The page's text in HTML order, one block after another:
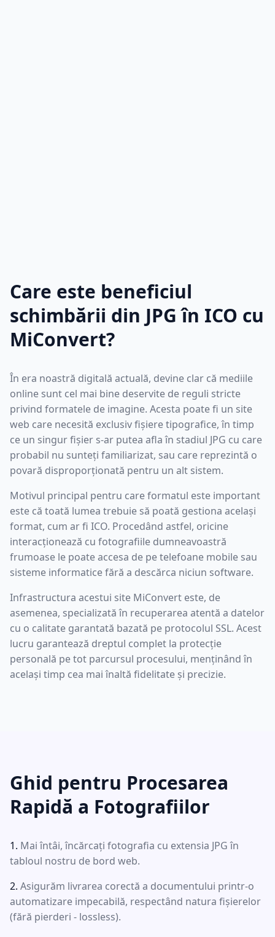
Care este beneficiul
schimbării din JPG în ICO cu
MiConvert?
În era noastră digitală actuală, devine clar că mediile
online sunt cel mai bine deservite de reguli stricte
privind formatele de imagine. Acesta poate fi un site
web care necesită exclusiv fișiere tipografice, în timp
ce un singur fișier s-ar putea afla în stadiul JPG cu care
probabil nu sunteți familiarizat, sau care reprezintă o
povară disproporționată pentru un alt sistem.
Motivul principal pentru care formatul este important
este că toată lumea trebuie să poată gestiona același
format, cum ar fi ICO. Procedând astfel, oricine
interacționează cu fotografiile dumneavoastră
frumoase le poate accesa de pe telefoane mobile sau
sisteme informatice fără a descărca niciun software.
Infrastructura acestui site MiConvert este, de
asemenea, specializată în recuperarea atentă a datelor
cu o calitate garantată bazată pe protocolul SSL. Acest
lucru garantează dreptul complet la protecție
personală pe tot parcursul procesului, menținând în
același timp cea mai înaltă fidelitate și precizie.
Ghid pentru Procesarea
Rapidă a Fotografiilor
Mai întâi, încărcați fotografia cu extensia JPG în
tabloul nostru de bord web.
Asigurăm livrarea corectă a documentului printr-o
automatizare impecabilă, respectând natura fișierelor
(fără pierderi - lossless).